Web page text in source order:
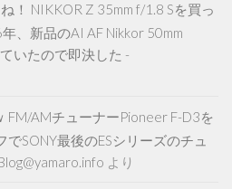
！ NIKKOR Z 35mm f/1.8 Sを買っ
、新品のAI AF Nikkor 50mm
いたので即決した -
FM/AMチューナーPioneer F-D3を
でSONY最後のESシリーズのチュ
より